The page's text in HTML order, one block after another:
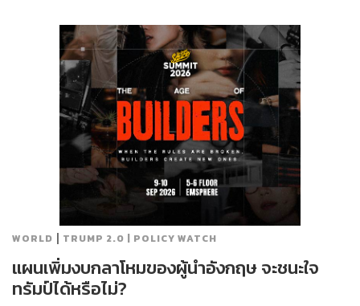
WORLD | TRUMP 2.0 | POLICY WATCH
แผนเพิ่มงบกลาโหมของผู้นำอังกฤษ จะชนะใจ
ทรัมป์ได้หรือไม่?